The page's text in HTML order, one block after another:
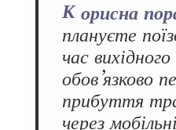
Корисна
плануєте
час вихідного
обов’язково
прибуття
через